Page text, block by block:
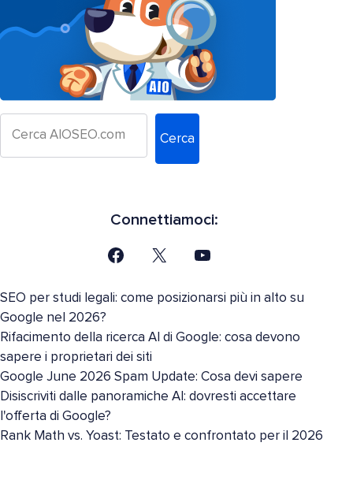
Cerca
Connettiamoci:
SEO per studi legali: come posizionarsi più in alto su
Google nel 2026?
Rifacimento della ricerca AI di Google: cosa devono
sapere i proprietari dei siti
Google June 2026 Spam Update: Cosa devi sapere
Disiscriviti dalle panoramiche AI: dovresti accettare
l'offerta di Google?
Rank Math vs. Yoast: Testato e confrontato per il 2026